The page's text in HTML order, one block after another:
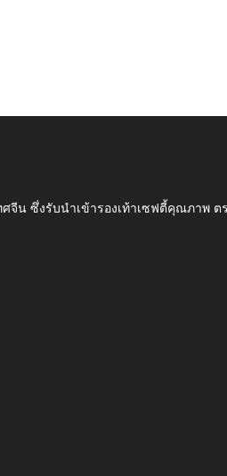
ศจีน ซึ่งรับนำเข้ารองเท้าเซฟตี้คุณภาพ